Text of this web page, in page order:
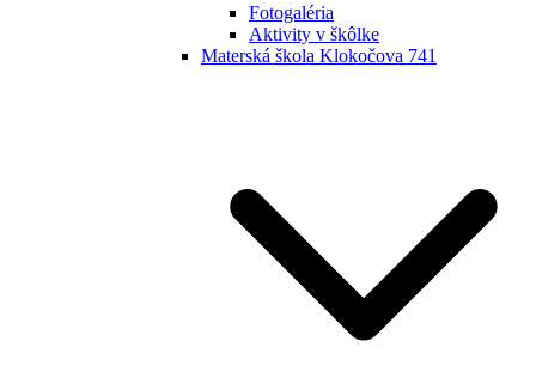
Fotogaléria
Aktivity v škôlke
Materská škola Klokočova 741